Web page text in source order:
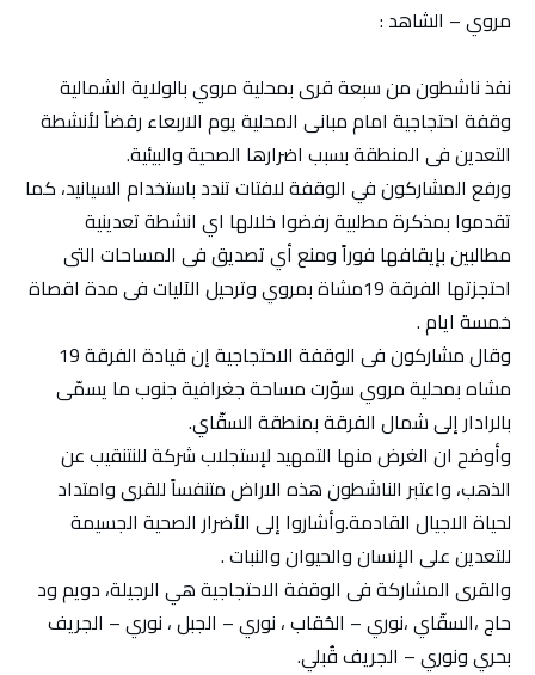
مروي – الشاهد :
نفذ ناشطون من سبعة قرى بمحلية مروي بالولاية الشمالية
وقفة احتجاجية امام مبانى المحلية يوم الاربعاء رفضاً لأنشطة
التعدين فى المنطقة بسبب اضرارها الصحية والبيئية.
ورفع المشاركون في الوقفة لافتات تندد باستخدام السيانيد، كما
تقدموا بمذكرة مطلبية رفضوا خلالها اي انشطة تعدينية
مطالبين بإيقافها فوراً ومنع أي تصديق فى المساحات التى
احتجزتها الفرقة 19مشاة بمروي وترحيل الآليات فى مدة اقصاة
خمسة ايام .
وقال مشاركون فى الوقفة الاحتجاجية إن قيادة الفرقة 19
مشاه بمحلية مروي سوّرت مساحة جغرافية جنوب ما يسمّى
بالرادار إلى شمال الفرقة بمنطقة السقّاي.
وأوضح ان الغرض منها التمهيد لإستجلاب شركة للنتنقيب عن
الذهب، واعتبر الناشطون هذه الاراض متنفساً للقرى وامتداد
لحياة الاجيال القادمة.وأشاروا إلى الأضرار الصحية الجسيمة
للتعدين على الإنسان والحيوان والنبات .
والقرى المشاركة فى الوقفة الاحتجاجية هي الرجيلة، دويم ود
حاج ،السقّاي ،نوري – الحُقاب ، نوري – الجبل ، نوري – الجريف
بحري ونوري – الجريف قُبلي.